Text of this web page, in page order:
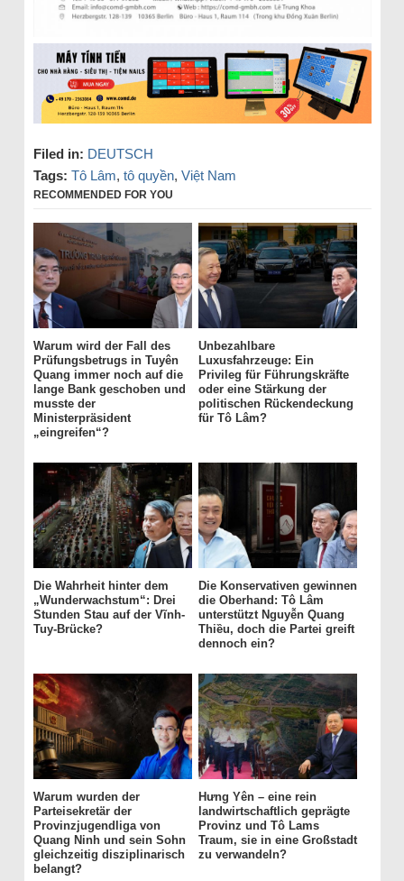
Filed in: DEUTSCH
Tags: Tô Lâm, tô quyền, Việt Nam
RECOMMENDED FOR YOU
Warum wird der Fall des
Prüfungsbetrugs in Tuyên
Quang immer noch auf die
lange Bank geschoben und
musste der
Ministerpräsident
„eingreifen“?
Unbezahlbare
Luxusfahrzeuge: Ein
Privileg für Führungskräfte
oder eine Stärkung der
politischen Rückendeckung
für Tô Lâm?
Die Wahrheit hinter dem
„Wunderwachstum“: Drei
Stunden Stau auf der Vĩnh-
Tuy-Brücke?
Die Konservativen gewinnen
die Oberhand: Tô Lâm
unterstützt Nguyễn Quang
Thiều, doch die Partei greift
dennoch ein?
Warum wurden der
Parteisekretär der
Provinzjugendliga von
Quang Ninh und sein Sohn
gleichzeitig disziplinarisch
belangt?
Hưng Yên – eine rein
landwirtschaftlich geprägte
Provinz und Tô Lams
Traum, sie in eine Großstadt
zu verwandeln?